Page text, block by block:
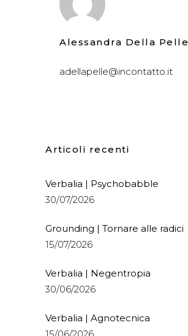
Alessandra Della Pelle
adellapelle@incontatto.it
Articoli recenti
Verbalia | Psychobabble
30/07/2026
Grounding | Tornare alle radici
15/07/2026
Verbalia | Negentropia
30/06/2026
Verbalia | Agnotecnica
15/06/2026